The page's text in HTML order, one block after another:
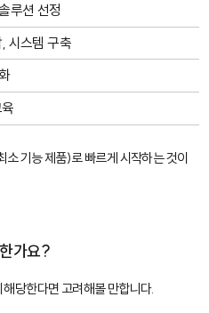
루션 선정
시스템 구축
기능 제품)로 빠르게 시작하는 것이
가요?
당한다면 고려해볼 만합니다.